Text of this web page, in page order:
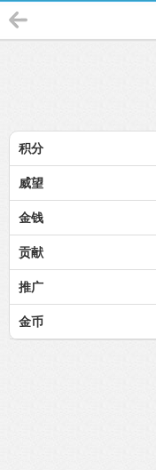
积分
威望
金钱
贡献
推广
金币